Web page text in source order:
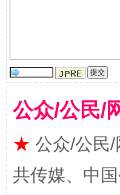
公众/公民/
★ 公众/公民
共传媒、中